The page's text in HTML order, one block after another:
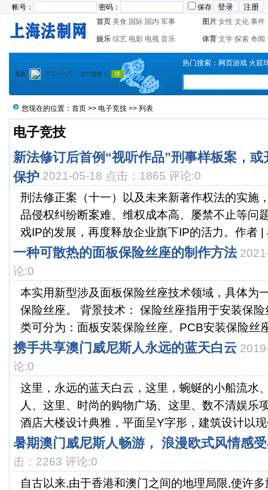
帐号： 密码：
保存
首页 美食 国际 国内 军事 图片 女性 文化 事件
娱乐 综艺 电影 电视 音乐 体育 文学 探索 奇闻
热门搜索： 网页游戏 火箭
您现在的位置： 首页 >> 电子竞技 >> 列表
电子竞技
新法修订后首例“视听作品”刑事样板案，
保护 2021-05-18 点击：1865 评论:0
刑法修正案（十一）以及未来新著作权法的实施
品侵权纠纷断案难、维权成本高、屡禁不止等问
戏IP的发展，再度释放企业旗下IP的活力。作者 |
一种可散热的面板保险丝座的制作方法
论:0
本实用新型涉及面板保险丝座技术领域，具体为
保险丝座。 背景技术： 保险丝座指用于安装保
类可分为：面板安装保险丝座、PCB安装保险丝
携手共享澳门威尼斯人永远的蓝天白云
论:0
这里，永远的蓝天白云，这里，蜿蜒的小船流水
人、这里、时尚的购物广场、这里、数不清娱乐
酒店大楼设计典雅，平面呈Y字形，建筑设计以
暑期澳门威尼斯人畅游， 浪漫欧式风情感
击：2263 评论:0
自古以来,由于香港和澳门之间的地理局限,使许